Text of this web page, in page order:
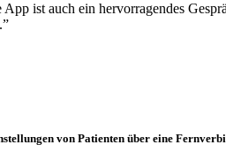
ist auch ein hervorragendes
von Patienten über eine